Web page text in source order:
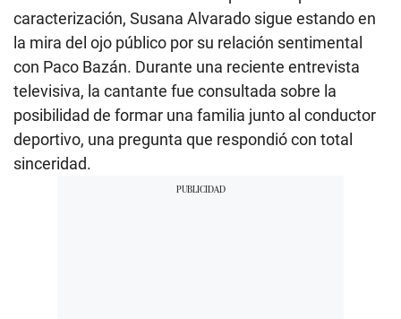
caracterización, Susana Alvarado sigue estando en
la mira del ojo público por su relación sentimental
con Paco Bazán. Durante una reciente entrevista
televisiva, la cantante fue consultada sobre la
posibilidad de formar una familia junto al conductor
deportivo, una pregunta que respondió con total
sinceridad.